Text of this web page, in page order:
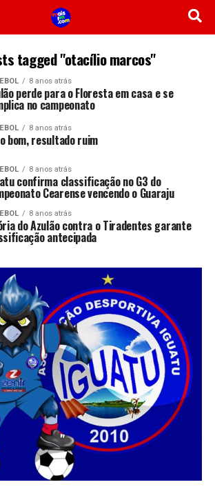
tagged "otacílio marcos"
8 anos atrás
perde para o Floresta em casa e se
no campeonato
8 anos atrás
bom, resultado ruim
8 anos atrás
confirma classificação no G3 do
Cearense vencendo o Guaraju
8 anos atrás
do Azulão contra o Tiradentes garante
antecipada